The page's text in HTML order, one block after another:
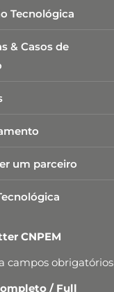
Tecnológica
& Casos de
um parceiro
CNPEM
campos obrigatórios
/ Full